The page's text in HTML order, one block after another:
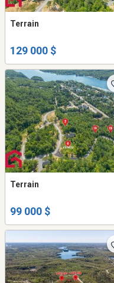
Terrain
129 000 $
Terrain
99 000 $